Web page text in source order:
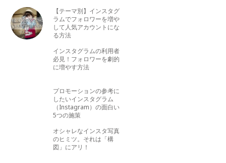
【テーマ別】インスタグ
ラムでフォロワーを増や
して人気アカウントにな
る方法
インスタグラムの利用者
必見！フォロワーを劇的
に増やす方法
プロモーションの参考に
したいインスタグラム
（Instagram）の面白い
5つの施策
オシャレなインスタ写真
のヒミツ。それは「構
図」にアリ！